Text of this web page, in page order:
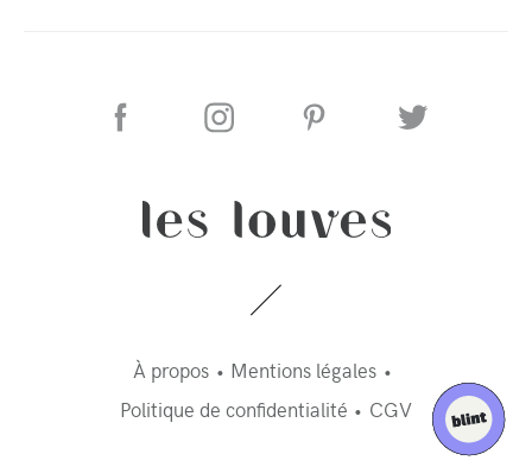
À propos
Mentions légales
Politique de confidentialité
CGV